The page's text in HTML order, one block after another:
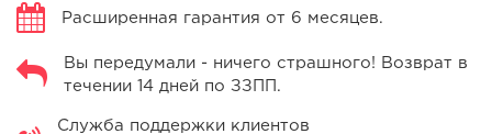
Расширенная гарантия от 6 месяцев.
Вы передумали - ничего страшного! Возврат в
течении 14 дней по ЗЗПП.
Служба поддержки клиентов